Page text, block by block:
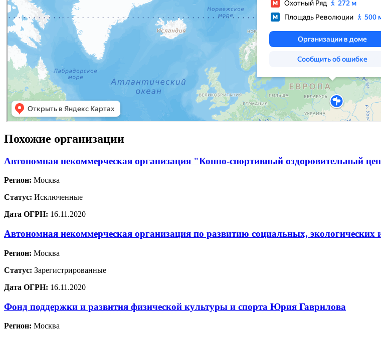
Похожие организации
Автономная некоммерческая организация "Конно-спортивный оздоровительный
Регион: Москва
Статус: Исключенные
Дата ОГРН: 16.11.2020
Автономная некоммерческая организация по развитию социальных,
Регион: Москва
Статус: Зарегистрированные
Дата ОГРН: 16.11.2020
Фонд поддержки и развития физической культуры и спорта Юрия Гаврилова
Регион: Москва